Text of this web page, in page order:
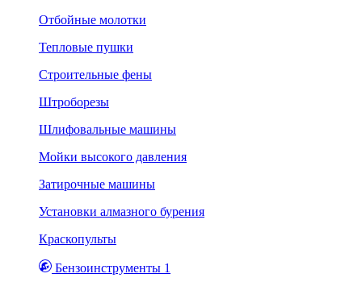
Отбойные молотки
Тепловые пушки
Строительные фены
Штроборезы
Шлифовальные машины
Мойки высокого давления
Затирочные машины
Установки алмазного бурения
Краскопульты
Бензоинструменты 1